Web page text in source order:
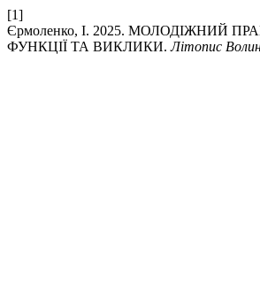
[1]
Єрмоленко, І. 2025. МОЛОДІЖНИЙ
ФУНКЦІЇ ТА ВИКЛИКИ.Літопис